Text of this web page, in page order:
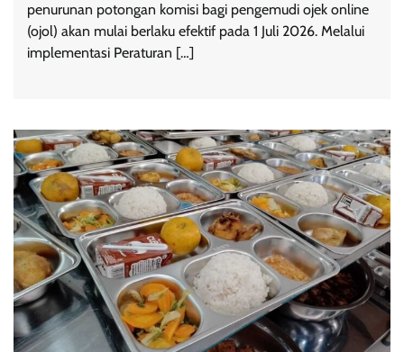
penurunan potongan komisi bagi pengemudi ojek online
(ojol) akan mulai berlaku efektif pada 1 Juli 2026. Melalui
implementasi Peraturan […]